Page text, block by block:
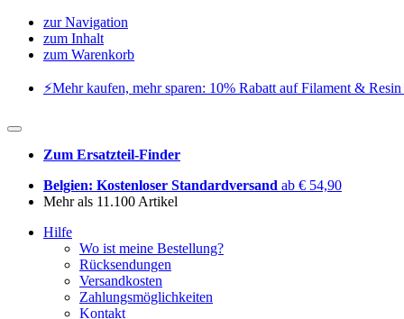
zur Navigation
zum Inhalt
zum Warenkorb
⚡️Mehr kaufen, mehr sparen: 10% Rabatt auf Filament &
Zum Ersatzteil-Finder
Belgien: Kostenloser Standardversand ab € 54,90
Mehr als 11.100 Artikel
Hilfe
Wo ist meine Bestellung?
Rücksendungen
Versandkosten
Zahlungsmöglichkeiten
Kontakt